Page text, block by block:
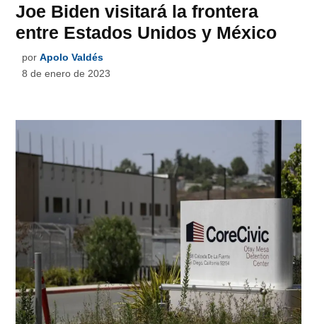
Joe Biden visitará la frontera
entre Estados Unidos y México
por Apolo Valdés
8 de enero de 2023